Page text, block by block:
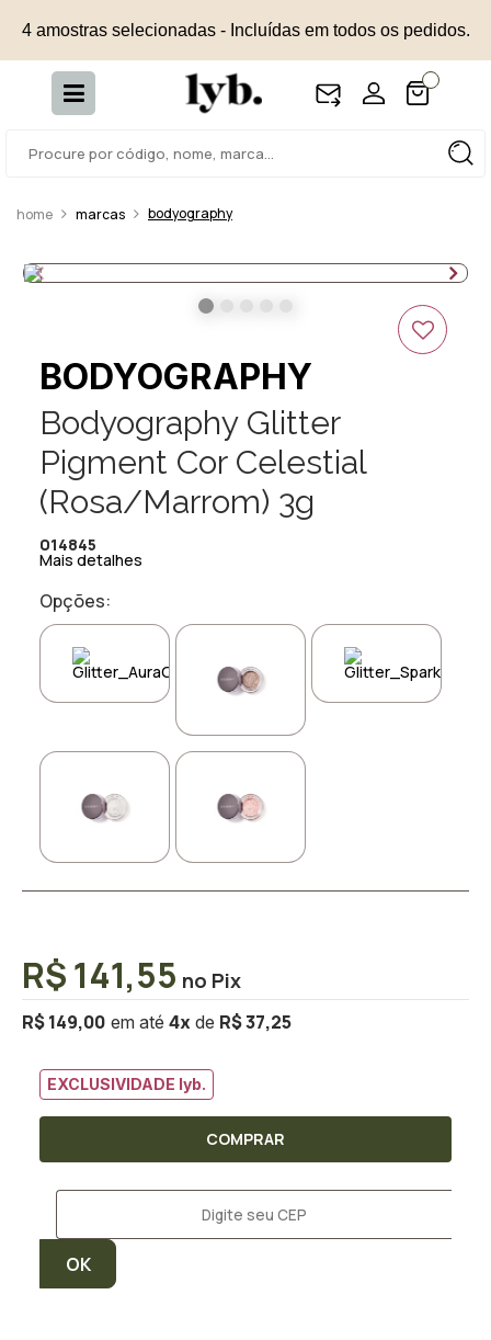
4 amostras selecionadas - Incluídas em todos os pedidos.
marcas bodyography
BODYOGRAPHY
Bodyography Glitter
Pigment Cor Celestial
(Rosa/Marrom) 3g
014845
Mais detalhes
Opções:
R$ 149,00 4x R$ 37,25
R$ 141,55
EXCLUSIVIDADE lyb.
COMPRAR